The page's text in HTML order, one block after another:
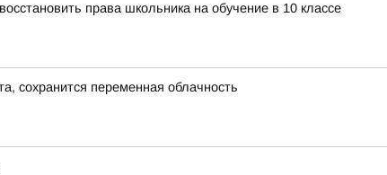
права школьника на обучение в 10 классе
сохранится переменная облачность